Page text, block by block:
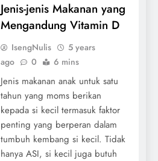
Jenis-jenis Makanan yang
Mengandung Vitamin D
IsengNulis
5 years
ago
0 6 mins
Jenis makanan anak untuk satu
tahun yang moms berikan
kepada si kecil termasuk faktor
penting yang berperan dalam
tumbuh kembang si kecil. Tidak
hanya ASI, si kecil juga butuh